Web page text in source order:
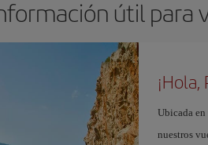
útil para
Ubicada en
nuestros